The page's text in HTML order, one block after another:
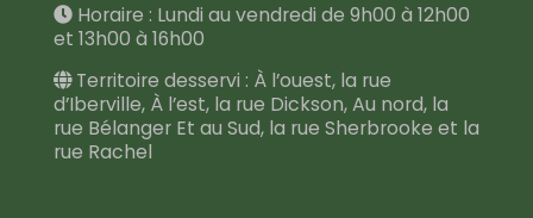
Horaire : Lundi au vendredi de 9h00 à 12h00
et 13h00 à 16h00
Territoire desservi : À l’ouest, la rue
d’Iberville, À l’est, la rue Dickson, Au nord, la
rue Bélanger Et au Sud, la rue Sherbrooke et la
rue Rachel